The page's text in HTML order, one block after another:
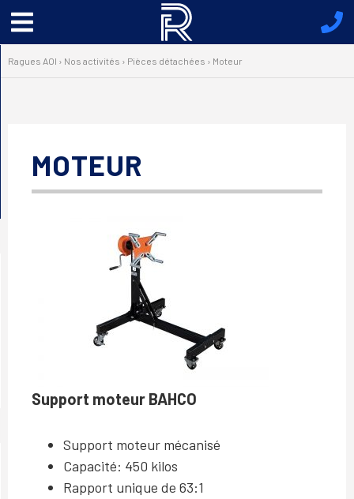
Menu
principal
Ragues AOI › Nos activités › Pièces détachées › Moteur
MOTEUR
Support moteur BAHCO
Support moteur mécanisé
Capacité: 450 kilos
Rapport unique de 63:1